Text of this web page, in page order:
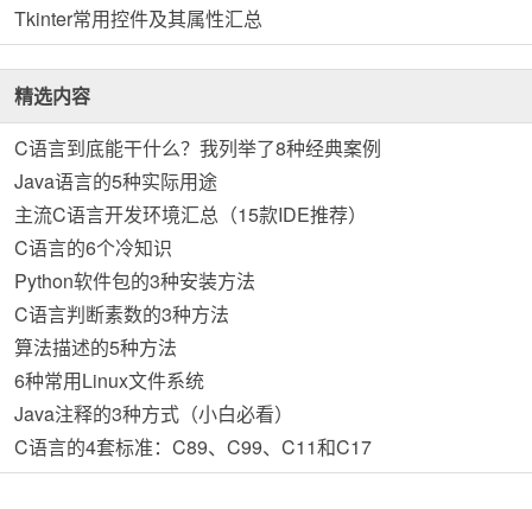
Tkinter常用控件及其属性汇总
精选内容
C语言到底能干什么？我列举了8种经典案例
Java语言的5种实际用途
主流C语言开发环境汇总（15款IDE推荐）
C语言的6个冷知识
Python软件包的3种安装方法
C语言判断素数的3种方法
算法描述的5种方法
6种常用Linux文件系统
Java注释的3种方式（小白必看）
C语言的4套标准：C89、C99、C11和C17